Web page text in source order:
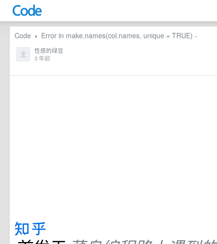
Code › Error in make.names(col.names, unique = TRUE) -
性感的绿豆
3 年前